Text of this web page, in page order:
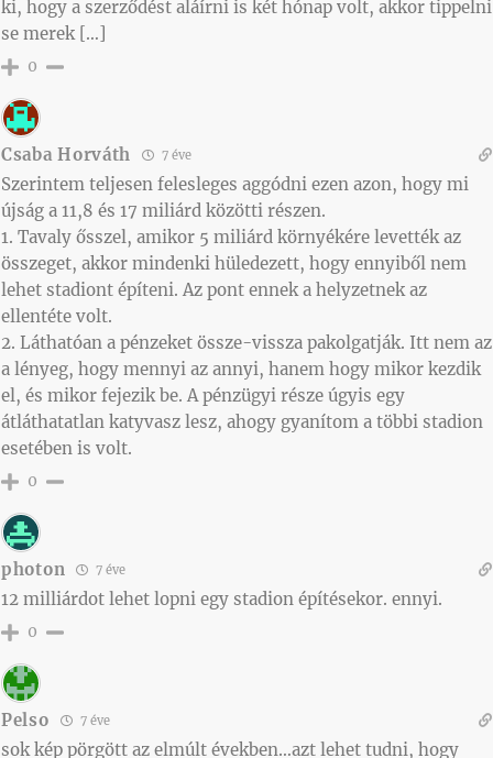
ki, hogy a szerződést aláírni is két hónap volt, akkor tippelni
se merek […]
0
Csaba Horváth 7 éve
Szerintem teljesen felesleges aggódni ezen azon, hogy mi
újság a 11,8 és 17 miliárd közötti részen.
1. Tavaly ősszel, amikor 5 miliárd környékére levették az
összeget, akkor mindenki hüledezett, hogy ennyiből nem
lehet stadiont építeni. Az pont ennek a helyzetnek az
ellentéte volt.
2. Láthatóan a pénzeket össze-vissza pakolgatják. Itt nem az
a lényeg, hogy mennyi az annyi, hanem hogy mikor kezdik
el, és mikor fejezik be. A pénzügyi része úgyis egy
átláthatatlan katyvasz lesz, ahogy gyanítom a többi stadion
esetében is volt.
0
photon 7 éve
12 milliárdot lehet lopni egy stadion építésekor. ennyi.
0
Pelso 7 éve
sok kép pörgött az elmúlt években…azt lehet tudni, hogy